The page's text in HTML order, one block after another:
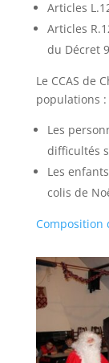
Articles
Articles
du Décret
Le CCAS de
populations :
Les
difficultés
Les
colis de
Composition